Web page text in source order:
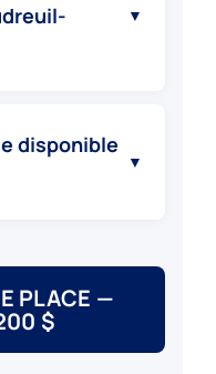
▼
disponible
▼
PLACE —
$